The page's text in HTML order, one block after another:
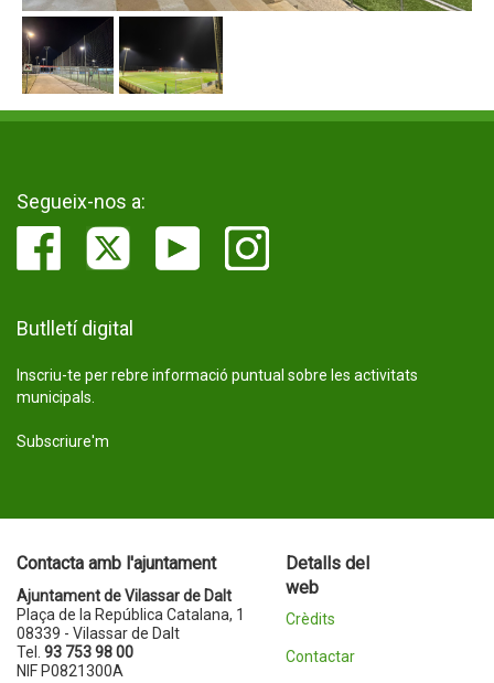
Segueix-nos a:
Butlletí digital
Inscriu-te per rebre informació puntual sobre les activitats
municipals.
Subscriure'm
Contacta amb l'ajuntament
Ajuntament de Vilassar de Dalt
Plaça de la República Catalana, 1
08339 - Vilassar de Dalt
Tel. 93 753 98 00
NIF P0821300A
Detalls del
web
Crèdits
Contactar